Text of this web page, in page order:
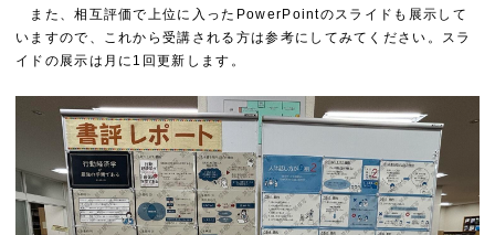
また、相互評価で上位に入ったPowerPointのスライドも展示して
いますので、これから受講される方は参考にしてみてください。スラ
イドの展示は月に1回更新します。